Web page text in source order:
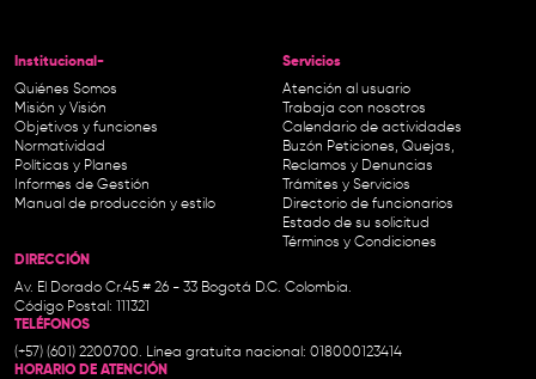
Institucional-
Quiénes Somos
Misión y Visión
Objetivos y funciones
Normatividad
Políticas y Planes
Informes de Gestión
Manual de producción y estilo
Servicios
Atención al usuario
Trabaja con nosotros
Calendario de actividades
Buzón Peticiones, Quejas,
Reclamos y Denuncias
Trámites y Servicios
Directorio de funcionarios
Estado de su solicitud
Términos y Condiciones
DIRECCIÓN
Av. El Dorado Cr.45 # 26 - 33 Bogotá D.C. Colombia.
Código Postal: 111321
TELÉFONOS
(+57) (601) 2200700. Línea gratuita nacional: 018000123414
HORARIO DE ATENCIÓN